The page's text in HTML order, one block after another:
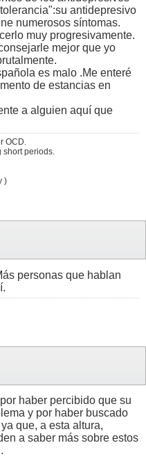
antidepresivo
numerosos síntomas.
muy progresivamente.
mejor que yo
es malo .Me enteré
de estancias en
a alguien aquí que
OCD.
short periods.
)
personas que hablan
haber percibido que su
y por haber buscado
que, a esta altura,
a saber más sobre estos